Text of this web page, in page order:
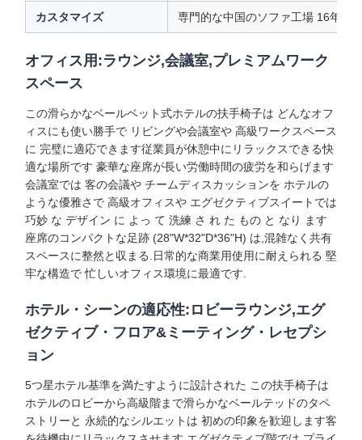
カスタマイズ 専門的な中国のソファ工場 16年の
オフィス用:ラウンジ,会議室,プレミアムワーク
スペース
この滑らかなベールベット式ホテルの扶手椅子は どんなオフ
ィスにも使い勝手で リビングや会議室や 高級ワークスペース
に 完璧に適応できます従業員が休憩中にリラックスできる快
適な場所です 豪華な座席が長い労働時間の疲労を和らげます
会議室では 客の会議や チームディスカッションを ホテルの
ような優雅さで 高級オフィスや エグゼクティブスイートでは
巧妙 な デザイン に よっ て 洗練 さ れ た もの と なり ます
座席のコンパクトな足跡 (28"W*32"D*36"H) は,混雑なく共有
スペースに整然と収まる.日常的な商業用使用に耐えられる 堅
牢な構造で 忙しいオフィス環境に最適です.
ホテル・シーンの適応性:ロビーラウンジ,エグ
ゼクティブ・フロア&ミーティング・レセプシ
ョン
5つ星ホテル基準を満たすように設計された この扶手椅子は
ホテルのロビーから高級階まで滑らかなベールテッドのタペ
ストリーと 永続的なシルエットは 初めの印象を歓迎します客